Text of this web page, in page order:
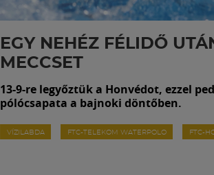
EGY NEHÉZ FÉLIDŐ
MECCSET
13-9-re legyőztük a Honvédot, ezzel
pólócsapata a bajnoki döntőben.
VÍZILABDA FTC-TELEKOM WATERPOLO FTC-